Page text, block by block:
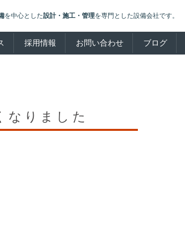
を中心とした設計・施工・管理を専門とした設備会社です。
採用情報 お問い合わせ ブログ
なりました